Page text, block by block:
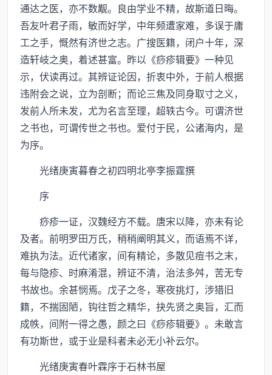
通达之医，亦不数觏。良由学业不精，故斯道日晦。
吾友叶君子雨，敏而好学，中年频遭家难，多误于庸
工之手，慨然有济世之志。广搜医籍，闭户十年，深
造轩岐之奥，着述甚富。昨以《痧疹辑要》一种见
示，伏读再过。其辨证论因，折衷中外，于前人根据
违附会之说，立为剖断；而论三焦及同身取寸之义，
发前人所未发，尤为名言至理，超轶古今。可谓济世
之书也，可谓传世之书也。爱付于民，公诸海内，是
为序。
光绪庚寅暮春之初四明北亭李振霆撰
序
痧疹一证，汉魏经方不载。唐宋以降，亦未有论
及者。前明罗田万氏，稍稍阐明其义，而语焉不详，
难执为法。近代诸家，间有精论，多散见痘书之末，
每与隐疹、时麻淆混，辨证不清，治法多舛，苦无专
书故也。余甚悯焉。戊子之冬，寒夜挑灯，涉猎旧
籍，不揣固陋，钩往哲之精华，抉先贤之奥旨，汇而
成帙，间附一得之愚，颜之曰《痧疹辑要》。未敢言
有功斯世，或于业是科者未必无小补云尔。
光绪庚寅春叶霖序于石林书屋